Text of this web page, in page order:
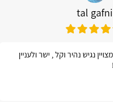
tal gafni
נגיש נהיר וקל , ישר ולעניין